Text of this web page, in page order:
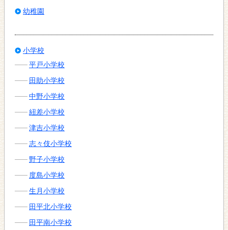
幼稚園
小学校
平戸小学校
田助小学校
中野小学校
紐差小学校
津吉小学校
志々伎小学校
野子小学校
度島小学校
生月小学校
田平北小学校
田平南小学校